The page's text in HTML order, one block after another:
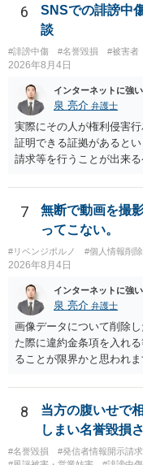
面での反論となれば、よ
はXのため、APのIPアド
求は法律知識が不可欠で
方法を選択することが重要
6
SNSでの誹謗中
談
#誹謗中傷 #名誉毀損 #被害者
2026年8月4日
インターネットに強
泉 亮介 弁護士
実際にその人が権利侵害
証明できる証拠があると
請求等を行うことが出来
に個別に相談されると良
7
無断で動画を撮
ってこない。
#リベンジポルノ #個人情報削除
2026年8月4日
インターネットに強
泉 亮介 弁護士
画像データについて削除
た際に違約金条項を入れ
ることが限界かと思われ
除等を求めることは避け
8
当方の腹いせで
しまい名誉毀損
#名誉毀損 #発信者情報開示請求